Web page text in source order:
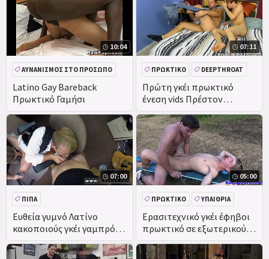
10:04
Latino Gay Bareback
Πρωκτικό Γαμήσι
ΑΥΝΑΝΙΣΜΌΣ ΣΤΟ ΠΡΌΣΩΠΟ
ΚΏΛΟ
07:11
Πρώτη γκέι πρωκτικό
ένεση vids Πρέστον
deepthroats Kyler' s
κουνιστά
ΠΡΩΚΤΙΚΌ DEEPTHROAT
07:00
Ευθεία γυμνό Λατίνο
κακοποιούς γκέι γαμπρός
να είναι, παίρνει πρωκτικό
χτυπούσαν!
ΠΊΠΑ
ΑΥΝΑΝΙΣΜΌΣ ΣΤΟ ΠΡΌΣΩΠΟ
ΔΗΜΌΣΙΑ
ΠΡΑΓΜΑΤΙΚΌΤΗΤΑ
05:00
Ερασιτεχνικό γκέι έφηβοι
πρωκτικό σε εξωτερικούς
χώρους
ΠΡΩΚΤΙΚΌ
ΥΠΑΊΘΡΙΑ
ΕΡΑΣΙΤΕΧΝΙΚΌ
ΟΜΆΔΑ